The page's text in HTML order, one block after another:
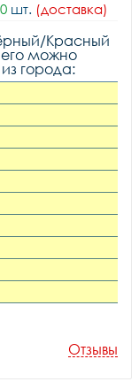
шт. (доставка)
Красный
его можно
города:
Отзывы